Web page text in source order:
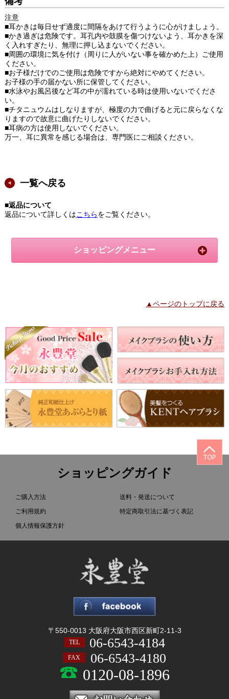
注意
■耳かきは毎日せず適度に間隔をあけて行うように心がけましょう。
■かき過ぎは危険です。耳孔内や鼓膜を傷つけないよう、耳かきを深
く入れすぎたり、無理に押し込まないでください。
■周囲の環境に気を付け（周りに人がいない事を確かめた上）ご使用
ください。
■お子様だけでのご使用は危険ですから絶対にやめてください。
お子様の手の届かない所に保管してください。
■水泳やお風呂後など耳の中が濡れている時は使用いないでくださ
い。
■チタニュウムはしなりますが、極度の力で曲げると元に戻らなくな
りますので故意に曲げたりしないでください。
■耳病の方は使用しないでください。
万一、耳に異常を感じる場合は、専門医にご相談ください。
一覧へ戻る
■返品について
返品について詳しくはこちらをご覧ください。
ショッピングメニュー
▲ページのトップに戻る
ショッピングガイド
ご購入方法
ご利用規約
個人情報保護方針
送料・発送について
特定商取引法に基づく表記
〒550-0013 大阪府大阪市西区新町2-11-3
TEL 06-6543-4184
FAX 06-6543-4180
0120-08-1896